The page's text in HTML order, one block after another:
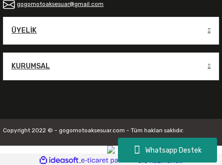
Whatsapp Destek
gogomotoaksesuar@gmail.com
ÜYELIK
KURUMSAL
Copyright 2022 © - gogomotoaksesuar.com - Tüm hakları saklıdır.
ideasoft